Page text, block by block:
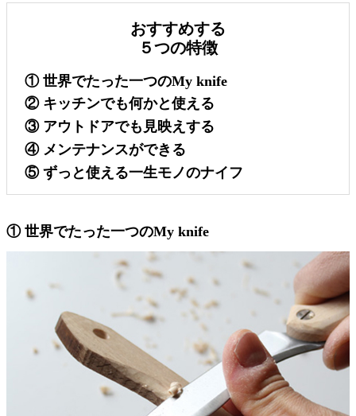
おすすめする
５つの特徴
① 世界でたった一つのMy knife
② キッチンでも何かと使える
③ アウトドアでも見映えする
④ メンテナンスができる
⑤ ずっと使える一生モノのナイフ
① 世界でたった一つのMy knife